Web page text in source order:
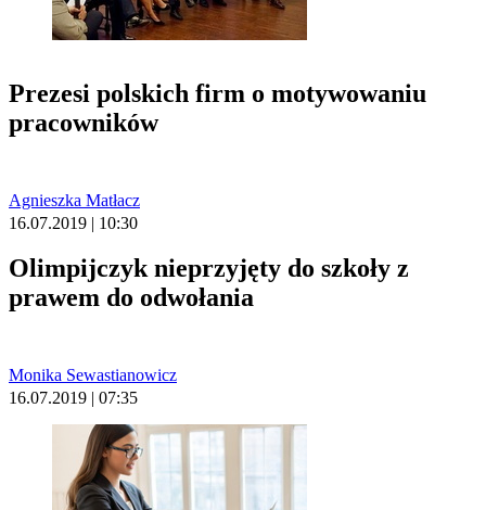
Prezesi polskich firm o motywowaniu
pracowników
Agnieszka Matłacz
16.07.2019 | 10:30
Olimpijczyk nieprzyjęty do szkoły z
prawem do odwołania
Monika Sewastianowicz
16.07.2019 | 07:35